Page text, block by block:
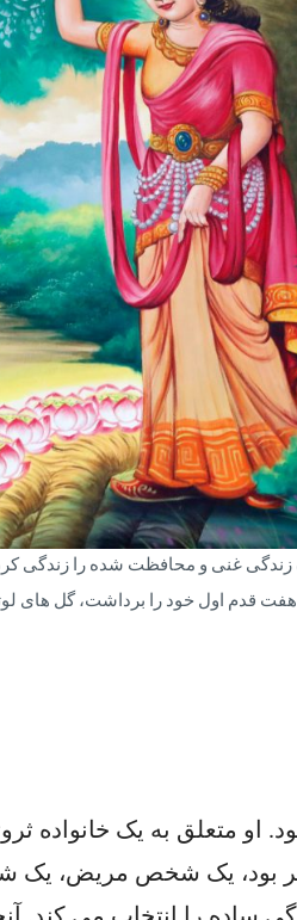
زندگی غنی و محافظت شده را زندگی
هفت قدم اول خود را برداشت، گل های
او متعلق به یک خانواده
بود، یک شخص مریض، یک